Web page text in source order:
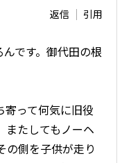
返信 引用
です。御代田の根
寄って何気に旧役
またしてもノーヘ
の側を子供が走り